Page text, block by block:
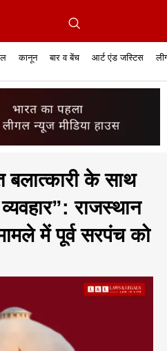
सुप्रीम कोर्ट हाईकोर्ट
एंड लॉ केस स्टेटस
कानून
व्यापार में कानून फिल्में और कानून
बार व बेंच
बार एसोसिएशन बार
आर्ट एंड जस्टिस
जस्टिस एंड जस्टिस
बलात्कारी के साथ
राजस्थान
में पूर्व सरपंच को